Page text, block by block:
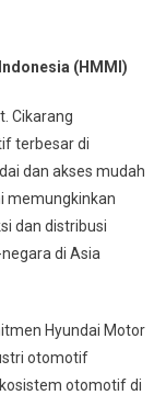
(HMMI)
Cikarang
terbesar di
dan akses mudah
memungkinkan
dan distribusi
di Asia
Hyundai Motor
otomotif
otomotif di